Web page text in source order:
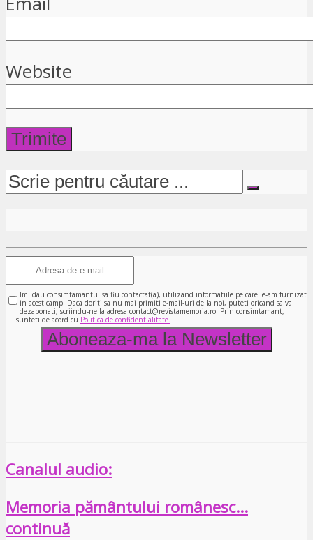
Website
Imi dau consimtamantul sa fiu contactat(a), utilizand informatiile pe care le-am furnizat
in acest camp. Daca doriti sa nu mai primiti e-mail-uri de la noi, puteti oricand sa va
dezabonati, scriindu-ne la adresa contact@revistamemoria.ro. Prin consimtamant,
sunteti de acord cu Politica de confidentialitate.
Canalul audio:
Memoria pământului românesc…
continuă